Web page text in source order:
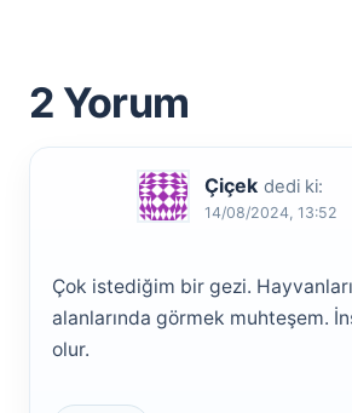
2 Yorum
Çiçek dedi ki:
14/08/2024, 13:52
Çok istediğim bir gezi.
alanlarında görmek muhteşem.
olur.